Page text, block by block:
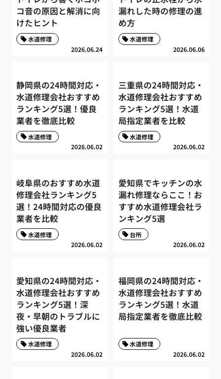
コ音の原因と解消に向
けたヒント
2026.06.24
水道修理
漏れした時の修理の進
め方
2026.06.06
水道修理
静岡県の24時間対応・
水道修理会社おすすめ
ランキング5選！優良
業者を徹底比較
2026.06.02
水道修理
三重県の24時間対応・
水道修理会社おすすめ
ランキング5選！水道
局指定業者を比較
2026.06.02
水道修理
岐阜県のおすすめ水道
修理会社ランキング5
選！24時間対応の優良
業者を比較
2026.06.02
水道修理
愛知県でキッチンの水
漏れ修理ならここ！お
すすめ水道修理会社ラ
ンキング5選
2026.06.02
台所
愛知県の24時間対応・
水道修理会社おすすめ
ランキング5選！深
夜・早朝のトラブルに
強い優良業者
2026.06.02
水道修理
福岡県の24時間対応・
水道修理会社おすすめ
ランキング5選！水道
局指定業者を徹底比較
2026.06.02
水道修理